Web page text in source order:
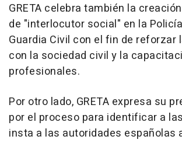
GRETA celebra también la
de "interlocutor social" en la
Guardia Civil con el fin de reforzar
con la sociedad civil y la
profesionales.
Por otro lado, GRETA expresa su
por el proceso para identificar a
insta a las autoridades españolas